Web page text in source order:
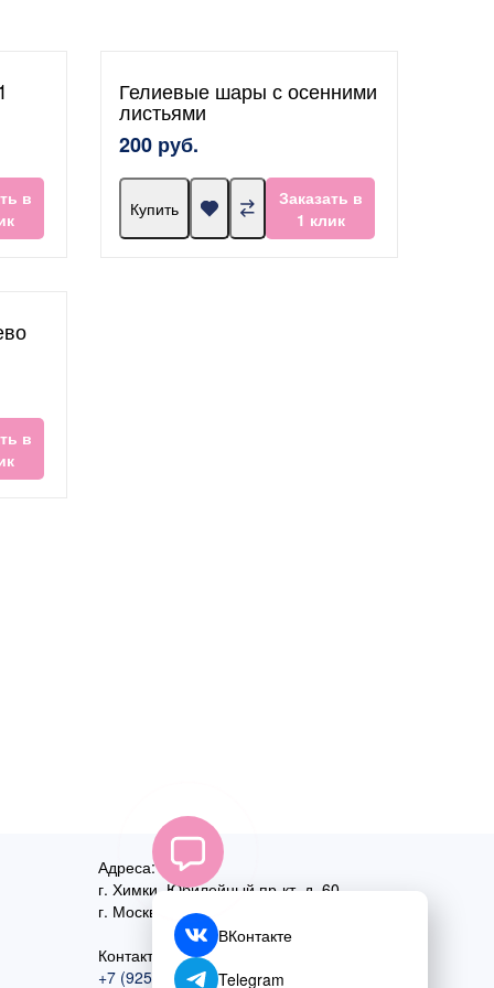
в
Гелиевые шары с осенними
листьями
200 руб.
Купить
Заказать в
1 клик
в
Адреса:
г. Химки, Юбилейный пр-кт, д. 60
г. Москва
ул. Перовская, д. 59
Контактный номер:
+7 (925) 585-74-27
ВКонтакте
Telegram